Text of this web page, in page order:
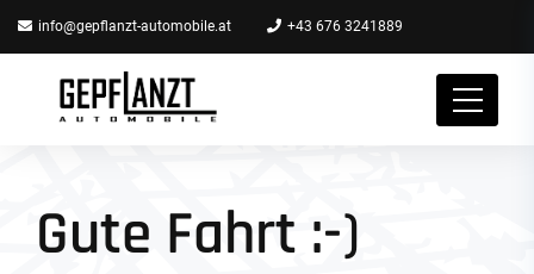
info@gepflanzt-automobile.at +43 676 3241889
Gute Fahrt :-)